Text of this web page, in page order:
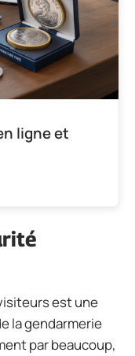
ligne et
est une
la gendarmerie
par beaucoup,